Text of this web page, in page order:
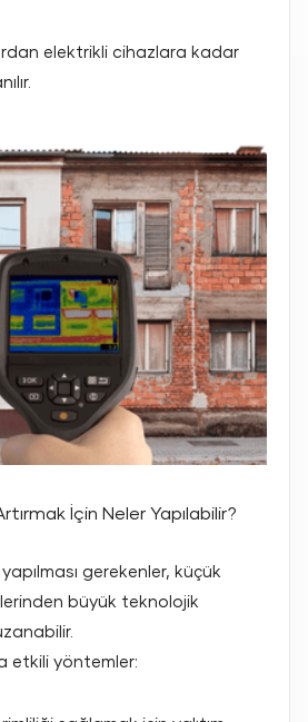
elektrikli cihazlara kadar
İçin Neler Yapılabilir?
gerekenler, küçük
büyük teknolojik
etkili yöntemler: